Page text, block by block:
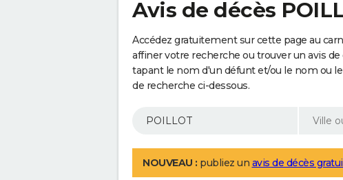
Avis de décès
Accédez gratuitement sur cette page au
affiner votre recherche ou trouver un avis
tapant le nom d'un défunt et/ou le nom ou
de recherche ci-dessous.
NOUVEAU : publiez un avis de décès